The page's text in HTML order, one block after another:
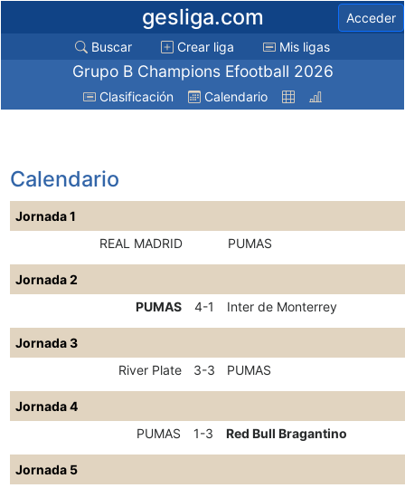
gesliga.com
Acceder
Buscar
Crear liga Mis ligas
Grupo B Champions Efootball 2026
Clasificación Calendario
Calendario
Jornada 1
REAL MADRID
PUMAS
Jornada 2
PUMAS
4-1 Inter de Monterrey
Jornada 3
River Plate
3-3 PUMAS
Jornada 4
PUMAS
1-3 Red Bull Bragantino
Jornada 5